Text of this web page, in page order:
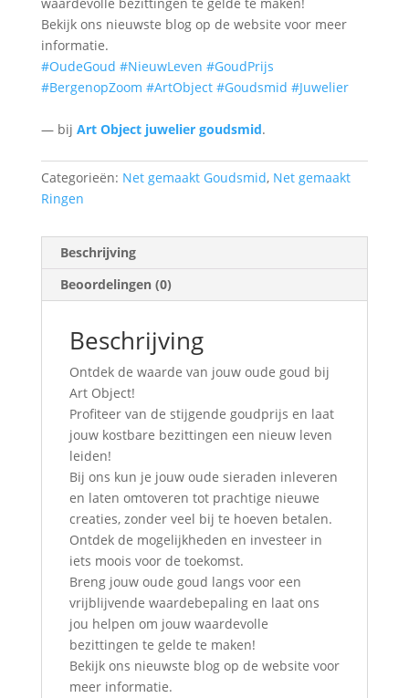
Bekijk ons nieuwste blog op de website voor meer
informatie.
#OudeGoud #NieuwLeven #GoudPrijs
#BergenopZoom #ArtObject #Goudsmid #Juwelier
— bij Art Object juwelier goudsmid.
Categorieën: Net gemaakt Goudsmid, Net gemaakt
Ringen
Beschrijving
Beoordelingen (0)
Beschrijving
Ontdek de waarde van jouw oude goud bij
Art Object!
Profiteer van de stijgende goudprijs en laat
jouw kostbare bezittingen een nieuw leven
leiden!
Bij ons kun je jouw oude sieraden inleveren
en laten omtoveren tot prachtige nieuwe
creaties, zonder veel bij te hoeven betalen.
Ontdek de mogelijkheden en investeer in
iets moois voor de toekomst.
Breng jouw oude goud langs voor een
vrijblijvende waardebepaling en laat ons
jou helpen om jouw waardevolle
bezittingen te gelde te maken!
Bekijk ons nieuwste blog op de website voor
meer informatie.